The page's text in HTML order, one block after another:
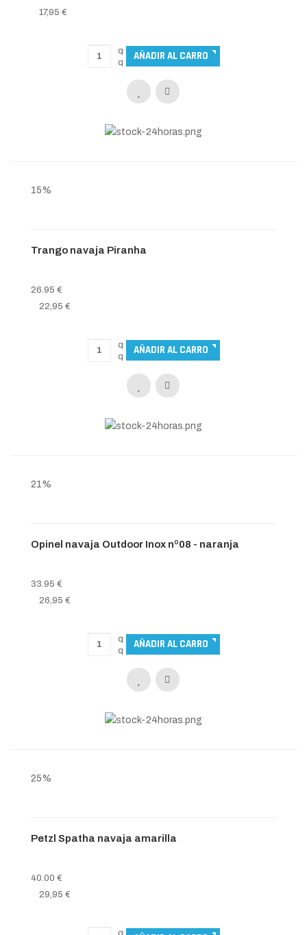
17,95 €
15%
Trango navaja Piranha
26.95 €
22,95 €
21%
Opinel navaja Outdoor Inox nº08 - naranja
33.95 €
26,95 €
25%
Petzl Spatha navaja amarilla
40.00 €
29,95 €